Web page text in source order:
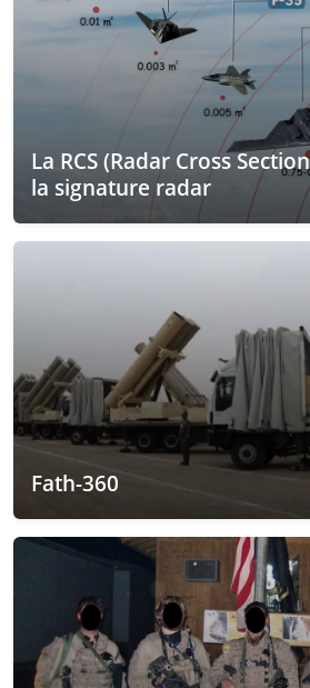
La RCS (Radar Cross
la signature radar
Fath-360